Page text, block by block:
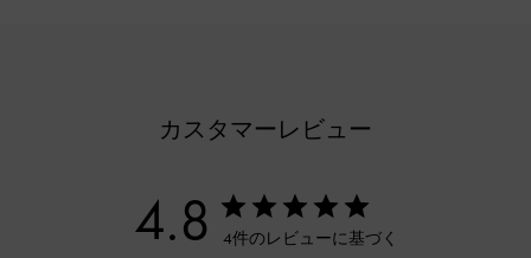
カスタマーレビュー
4.8 4件のレビューに基づく